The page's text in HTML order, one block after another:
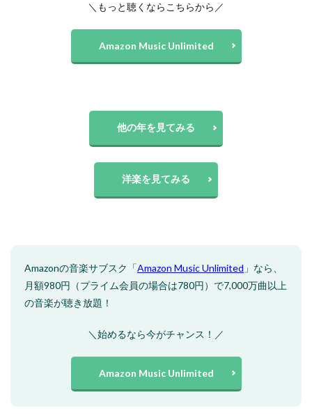
＼もっと聴くならこちらから／
Amazon Music Unlimited
他の年を見てみる
洋楽を見てみる
Amazonの音楽サブスク「Amazon Music Unlimited 」なら、
月額980円（プライム会員の場合は780円）で7,000万曲以上
の音楽が聴き放題！
＼始めるなら今がチャンス！／
Amazon Music Unlimited